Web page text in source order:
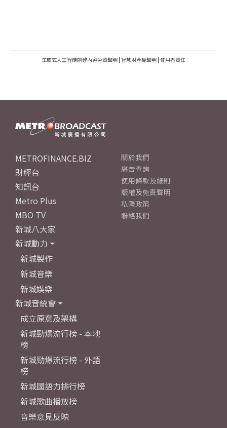
生成式人工智能創建內容免責聲明 | 智慧財產權聲明 | 使用者責任
METROFINANCE.BIZ
財經台
知訊台
Metro Plus
MBO TV
新城八大家
新城動力
新城製作
新城音樂
新城娛樂
新城音統會
成立原意及架構
新城勁爆流行榜 - 本地
榜
新城勁爆流行榜 - 外語
榜
新城國語力排行榜
新城歌曲播放榜
音樂意見反映
關於我們
廣告查詢
使用條款及細則
版權及免責聲明
私隱政策
聯絡我們